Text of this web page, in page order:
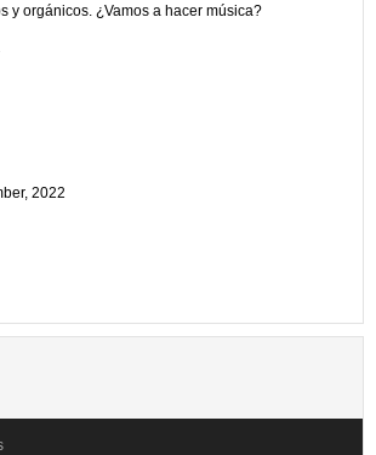
y orgánicos. ¿Vamos a hacer música?
2022